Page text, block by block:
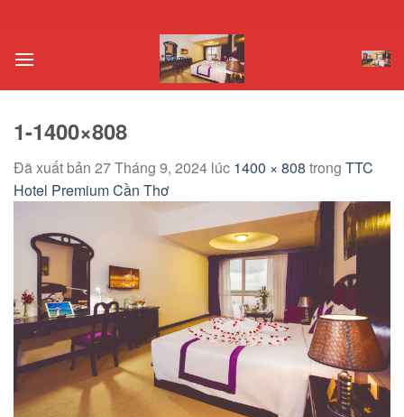
nội
1-1400×808
Đã xuất bản 27 Tháng 9, 2024 lúc 1400 × 808 trong TTC
Hotel Premium Cần Thơ